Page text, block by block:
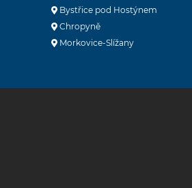
Bystřice pod Hostýnem
Chropyně
Morkovice-Slížany